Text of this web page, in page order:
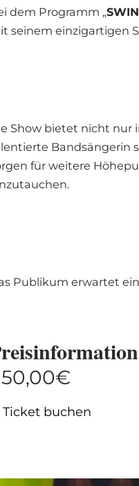
dem Programm „
seinem einzigartigen
Show bietet nicht nur
Bandsängerin
für weitere
Publikum erwartet
50,00€
Ticket buchen